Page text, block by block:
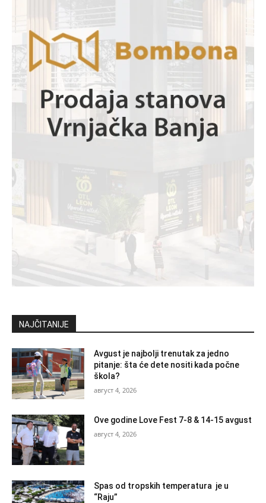
NAJČITANIJE
Avgust je najbolji trenutak za jedno
pitanje: šta će dete nositi kada počne
škola?
август 4, 2026
Ove godine Love Fest 7-8 & 14-15 avgust
август 4, 2026
Spas od tropskih temperatura je u
“Raju”